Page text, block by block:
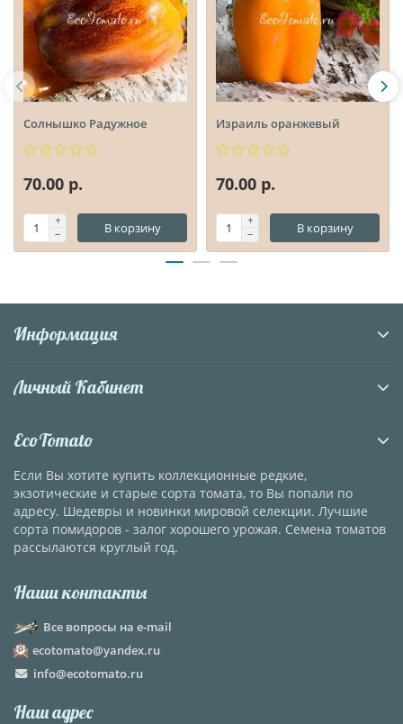
Солнышко Радужное
70.00 р.
В корзину
Израиль оранжевый
70.00 р.
В корзину
Информация
Личный Кабинет
EcoTomato
Если Вы хотите купить коллекционные редкие,
экзотические и старые сорта томата, то Вы попали по
адресу. Шедевры и новинки мировой селекции. Лучшие
сорта помидоров - залог хорошего урожая. Семена томатов
рассылаются круглый год.
Наши контакты
Все вопросы на e-mail
ecotomato@yandex.ru
info@ecotomato.ru
Наш адрес